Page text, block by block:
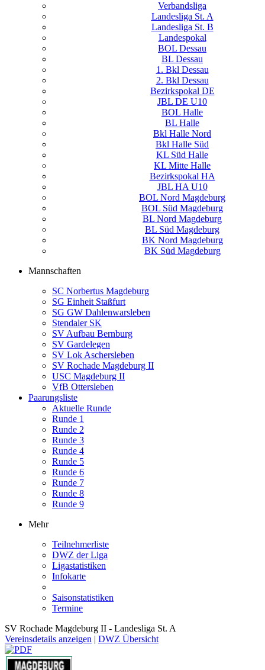
Verbandsliga
Landesliga St. A
Landesliga St. B
Landespokal
BOL Dessau
BL Dessau
1. Bkl Dessau
2. Bkl Dessau
Bezirkspokal DE
JBL DE U10
BOL Halle
BL Halle
Bkl Halle Nord
Bkl Halle Süd
KL Süd Halle
KL Mitte Halle
Bezirkspokal HA
JBL HA U10
BOL Nord Magdeburg
BOL Süd Magdeburg
BL Nord Magdeburg
BL Süd Magdeburg
BK Nord Magdeburg
BK Süd Magdeburg
Mannschaften
SC Norbertus Magdeburg
SG Einheit Staßfurt
SG GW Dahlenwarsleben
Stendaler SK
SV Aufbau Bernburg
SV Gardelegen
SV Lok Aschersleben
SV Rochade Magdeburg II
USC Magdeburg II
VfB Ottersleben
Paarungsliste
Aktuelle Runde
Runde 1
Runde 2
Runde 3
Runde 4
Runde 5
Runde 6
Runde 7
Runde 8
Runde 9
Mehr
Teilnehmerliste
DWZ der Liga
Ligastatistiken
Infokarte
Saisonstatistiken
Termine
SV Rochade Magdeburg II - Landesliga St. A
Vereinsdetails anzeigen | DWZ Übersicht